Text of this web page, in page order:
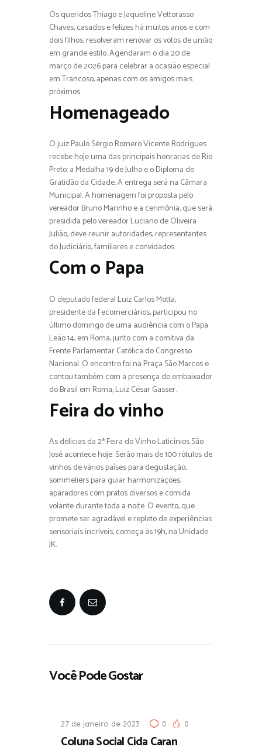
Os queridos Thiago e Jaqueline Vettorasso
Chaves, casados e felizes há muitos anos e com
dois filhos, resolveram renovar os votos de união
em grande estilo. Agendaram o dia 20 de
março de 2026 para celebrar a ocasião especial
em Trancoso, apenas com os amigos mais
próximos.
Homenageado
O juiz Paulo Sérgio Romero Vicente Rodrigues
recebe hoje uma das principais honrarias de Rio
Preto: a Medalha 19 de Julho e o Diploma de
Gratidão da Cidade. A entrega será na Câmara
Municipal. A homenagem foi proposta pelo
vereador Bruno Marinho e a cerimônia, que será
presidida pelo vereador Luciano de Oliveira
Julião, deve reunir autoridades, representantes
do Judiciário, familiares e convidados.
Com o Papa
O deputado federal Luiz Carlos Motta,
presidente da Fecomerciários, participou no
último domingo de uma audiência com o Papa
Leão 14, em Roma, junto com a comitiva da
Frente Parlamentar Católica do Congresso
Nacional. O encontro foi na Praça São Marcos e
contou também com a presença do embaixador
do Brasil em Roma, Luiz César Gasser.
Feira do vinho
As delícias da 2ª Feira do Vinho Laticínios São
José acontece hoje. Serão mais de 100 rótulos de
vinhos de vários países para degustação,
sommeliers para guiar harmonizações,
aparadores com pratos diversos e comida
volante durante toda a noite. O evento, que
promete ser agradável e repleto de experiências
sensoriais incríveis, começa às 19h, na Unidade
JK.
Você Pode Gostar
27 de janeiro de 2023 0 0
Coluna Social Cida Caran